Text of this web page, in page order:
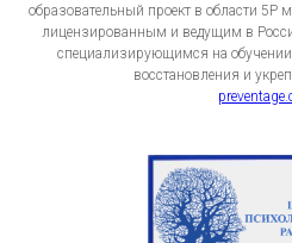
образовательный проект в области
лицензированным и ведущим в
специализирующимся на
восстановления и